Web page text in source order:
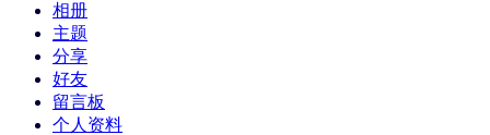
相册
主题
分享
好友
留言板
个人资料